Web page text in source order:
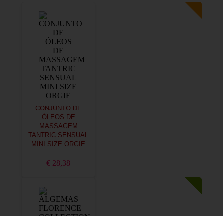
CONJUNTO DE
ÓLEOS DE
MASSAGEM
TANTRIC SENSUAL
MINI SIZE ORGIE
€ 28,38